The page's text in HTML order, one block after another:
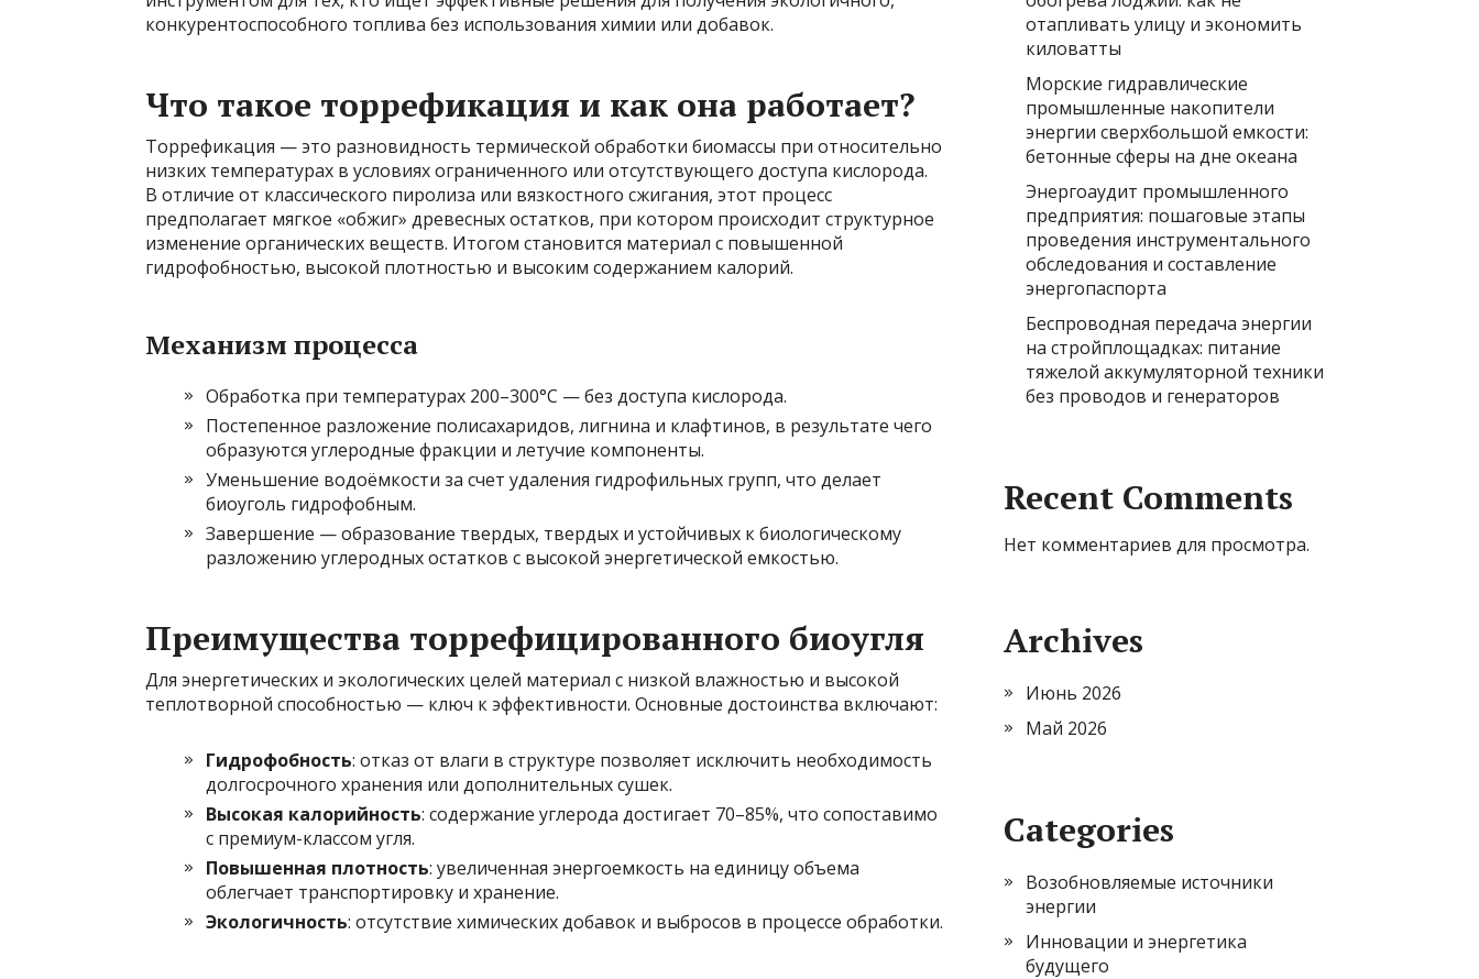
конкурентоспособного топлива без использования химии или добавок.
Что такое торрефикация и как она работает?
Торрефикация — это разновидность термической обработки биомассы при относительно
низких температурах в условиях ограниченного или отсутствующего доступа кислорода.
В отличие от классического пиролиза или вязкостного сжигания, этот процесс
предполагает мягкое «обжиг» древесных остатков, при котором происходит структурное
изменение органических веществ. Итогом становится материал с повышенной
гидрофобностью, высокой плотностью и высоким содержанием калорий.
Механизм процесса
Обработка при температурах 200–300°C — без доступа кислорода.
Постепенное разложение полисахаридов, лигнина и клафтинов, в результате чего
образуются углеродные фракции и летучие компоненты.
Уменьшение водоёмкости за счет удаления гидрофильных групп, что делает
биоуголь гидрофобным.
Завершение — образование твердых, твердых и устойчивых к биологическому
разложению углеродных остатков с высокой энергетической емкостью.
Преимущества торрефицированного биоугля
Для энергетических и экологических целей материал с низкой влажностью и высокой
теплотворной способностью — ключ к эффективности. Основные достоинства включают:
Гидрофобность: отказ от влаги в структуре позволяет исключить необходимость
долгосрочного хранения или дополнительных сушек.
Высокая калорийность: содержание углерода достигает 70–85%, что сопоставимо
с премиум-классом угля.
Повышенная плотность: увеличенная энергоемкость на единицу объема
облегчает транспортировку и хранение.
Экологичность: отсутствие химических добавок и выбросов в процессе обработки.
отапливать улицу и экономить
киловатты
Морские гидравлические
промышленные накопители
энергии сверхбольшой емкости:
бетонные сферы на дне океана
Энергоаудит промышленного
предприятия: пошаговые этапы
проведения инструментального
обследования и составление
энергопаспорта
Беспроводная передача энергии
на стройплощадках: питание
тяжелой аккумуляторной техники
без проводов и генераторов
Recent Comments
Нет комментариев для просмотра.
Archives
Июнь 2026
Май 2026
Categories
Возобновляемые источники
энергии
Инновации и энергетика
будущего